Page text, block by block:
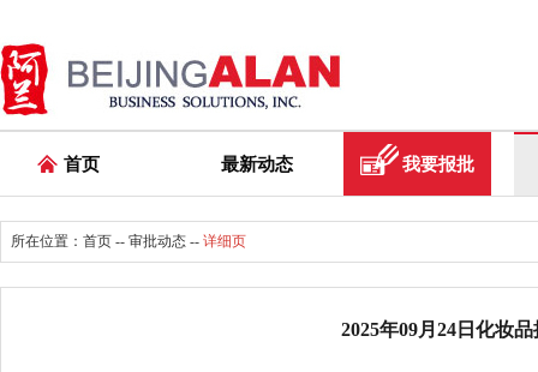
首页 最新动态 我要报批
所在位置： 首页 -- 审批动态 -- 详细页
2025年09月24日化妆